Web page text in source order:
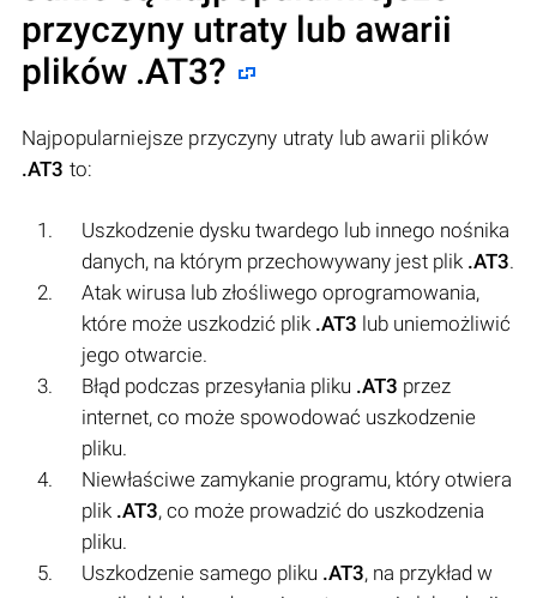
przyczyny utraty lub awarii
plików .AT3?
Najpopularniejsze przyczyny utraty lub awarii plików
.AT3 to:
Uszkodzenie dysku twardego lub innego nośnika
danych, na którym przechowywany jest plik .AT3.
Atak wirusa lub złośliwego oprogramowania,
które może uszkodzić plik .AT3 lub uniemożliwić
jego otwarcie.
Błąd podczas przesyłania pliku .AT3 przez
internet, co może spowodować uszkodzenie
pliku.
Niewłaściwe zamykanie programu, który otwiera
plik .AT3, co może prowadzić do uszkodzenia
pliku.
Uszkodzenie samego pliku .AT3, na przykład w